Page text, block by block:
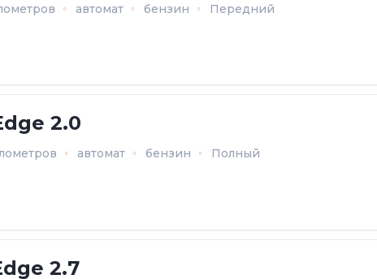
автомат бензин Передний
2.0
автомат бензин Полный
2.7